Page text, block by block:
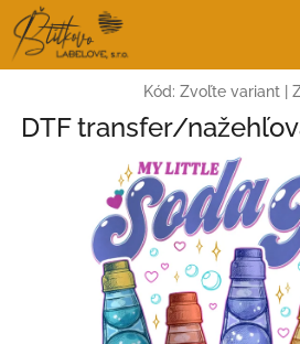
Prejsť
na
obsah
Kód: Zvoľte variant
DTF transfer/